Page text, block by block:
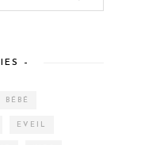
–
BÉBÉ
EVEIL